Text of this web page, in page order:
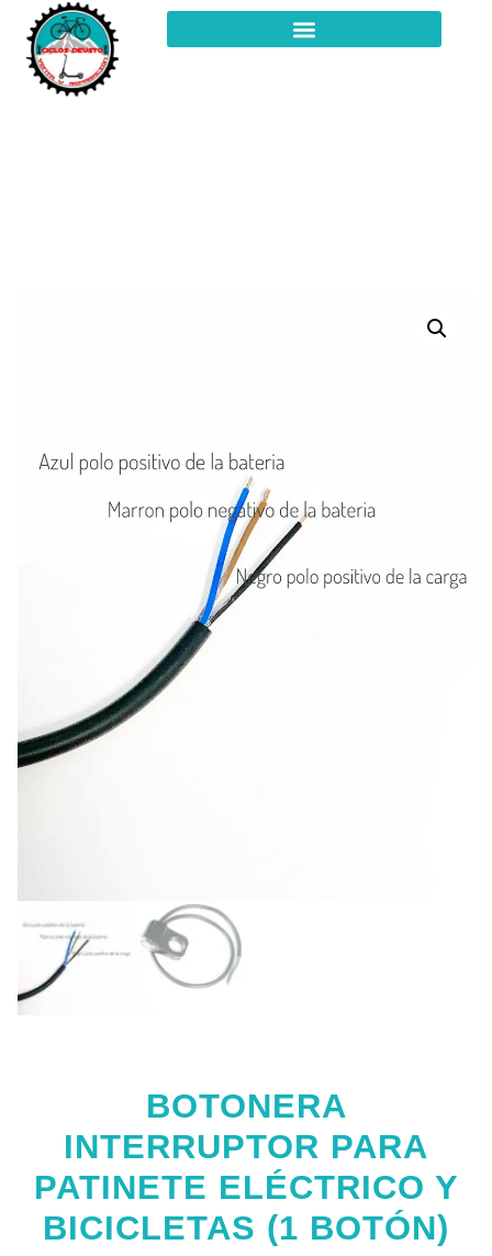
BOTONERA
INTERRUPTOR PARA
PATINETE ELÉCTRICO Y
BICICLETAS (1 BOTÓN)